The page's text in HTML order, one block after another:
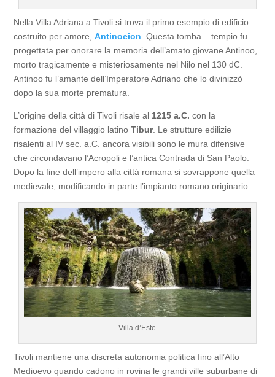
Nella Villa Adriana a Tivoli si trova il primo esempio di edificio
costruito per amore,Antinoeion . Questa tomba – tempio fu
progettata per onorare la memoria dell’amato giovane Antinoo,
morto tragicamente e misteriosamente nel Nilo nel 130 dC.
Antinoo fu l’amante dell’Imperatore Adriano che lo divinizzò
dopo la sua morte prematura.
L’origine della città di Tivoli risale al 1215 a.C. con la
formazione del villaggio latinoTibur. Le strutture edilizie
risalenti al IV sec. a.C. ancora visibili sono le mura difensive
che circondavano l’Acropoli e l’antica Contrada di San Paolo.
Dopo la fine dell’impero alla città romana si sovrappone quella
medievale, modificando in parte l’impianto romano originario.
Villa d’Este
Tivoli mantiene una discreta autonomia politica fino all’Alto
Medioevo quando cadono in rovina le grandi ville suburbane di